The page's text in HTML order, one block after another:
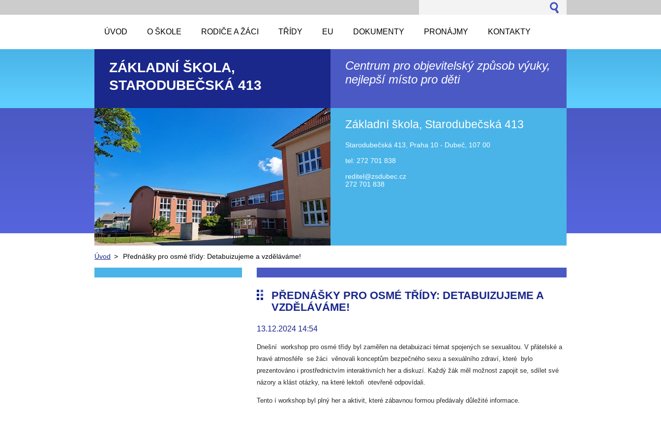
ÚVOD O ŠKOLE RODIČE A ŽÁCI TŘÍDY EU DOKUMENTY PRONÁJMY KONTAKTY
ZÁKLADNÍ ŠKOLA,
STARODUBEČSKÁ 413
Centrum pro objevitelský způsob výuky,
nejlepší místo pro děti
Základní škola, Starodubečská 413
Starodubečská 413, Praha 10 - Dubeč, 107 00
tel: 272 701 838
reditel@zsdubec.cz
272 701 838
Úvod > Přednášky pro osmé třídy: Detabuizujeme a vzděláváme!
PŘEDNÁŠKY PRO OSMÉ TŘÍDY: DETABUIZUJEME A
VZDĚLÁVÁME!
13.12.2024 14:54
Dnešní workshop pro osmé třídy byl zaměřen na detabuizaci témat spojených se sexualitou. V přátelské a
hravé atmosféře se žáci věnovali konceptům bezpečného sexu a sexuálního zdraví, které bylo
prezentováno i prostřednictvím interaktivních her a diskuzí. Každý žák měl možnost zapojit se, sdílet své
názory a klást otázky, na které lektoři otevřeně odpovídali.
Tento í workshop byl plný her a aktivit, které zábavnou formou předávaly důležité informace.